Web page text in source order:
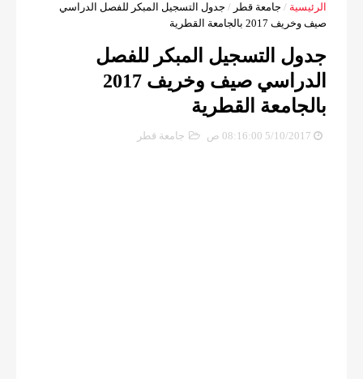
الرئيسية / جامعة قطر / جدول التسجيل المبكر للفصل الدراسي
صيف وخريف 2017 بالجامعة القطرية
جدول التسجيل المبكر للفصل
الدراسي صيف وخريف 2017
بالجامعة القطرية
5/10/2017 08:16:00 ص جامعة قطر